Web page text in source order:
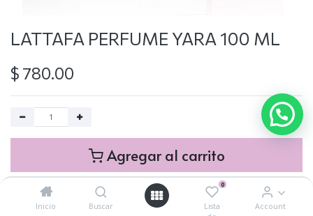
Inicio Buscar
0
Lista
Account
LATTAFA PERFUME YARA 100 ML
$ 780.00
Agregar al carrito
Add to Wishlist